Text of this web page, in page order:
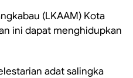
(LKAAM) Kota
ini dapat menghidupkan
adat salingka